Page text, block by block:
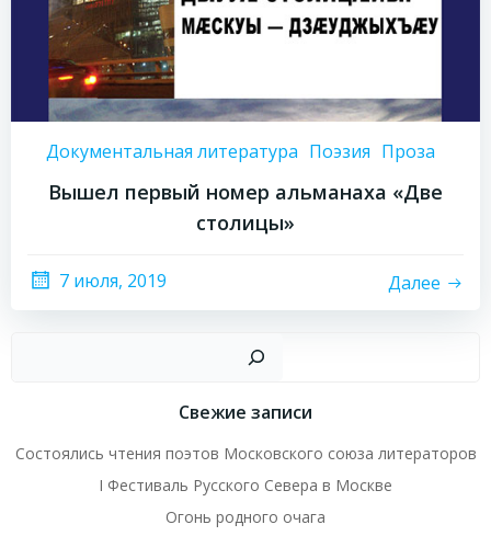
Документальная литература Поэзия Проза
Вышел первый номер альманаха «Две
столицы»
7 июля, 2019 Далее
Свежие записи
Состоялись чтения поэтов Московского союза литераторов
I Фестиваль Русского Севера в Москве
Огонь родного очага